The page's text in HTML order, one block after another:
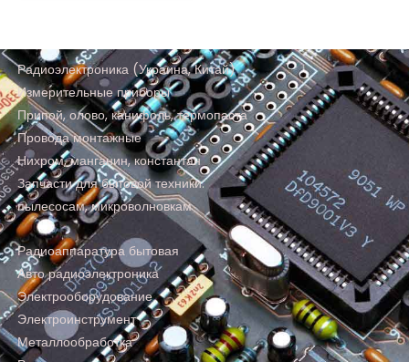
Радиоэлектроника (Украина, Китай)
Измерительные приборы
Припой, олово, канифоль, термопаста
Провода монтажные
Нихром, манганин, константан
Запчасти для бытовой техники:
пылесосам, микроволновкам
Радиоаппаратура бытовая
Авто радиоэлектроника
Электрооборудование
Электроинструмент
Металлообработка